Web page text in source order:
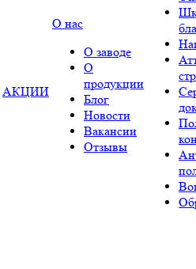
АКЦИИ
О нас
О заводе
О
продукции
Блог
Новости
Вакансии
Отзывы